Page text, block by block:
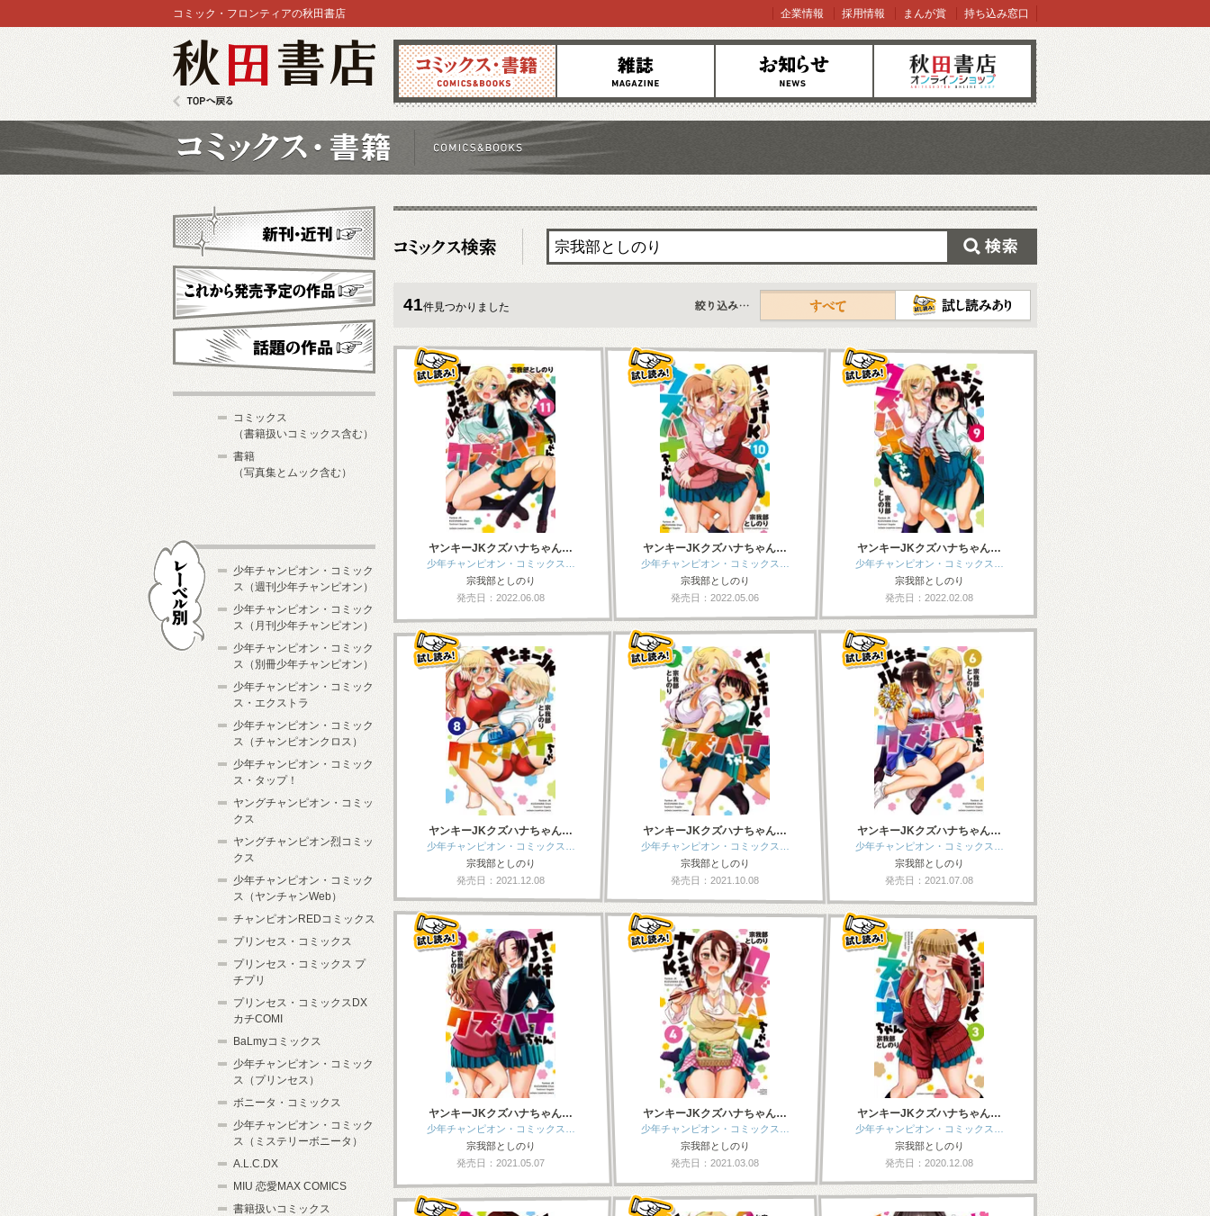
コミックス 雑誌 お知らせ オンラインショップ
コミック・フロンティアの秋田書店 企業情報 採用情報 まんが賞 持ち込み窓口
41件見つかりました
すべて
ヤンキーJKクズハナちゃん…
少年チャンピオン・コミックス…
宗我部としのり
発売日：2022.06.08
ヤンキーJKクズハナちゃん…
少年チャンピオン・コミックス…
宗我部としのり
発売日：2022.05.06
ヤンキーJKクズハナちゃん…
少年チャンピオン・コミックス…
宗我部としのり
発売日：2022.02.08
ヤンキーJKクズハナちゃん…
少年チャンピオン・コミックス…
宗我部としのり
発売日：2021.12.08
ヤンキーJKクズハナちゃん…
少年チャンピオン・コミックス…
宗我部としのり
発売日：2021.10.08
ヤンキーJKクズハナちゃん…
少年チャンピオン・コミックス…
宗我部としのり
発売日：2021.07.08
ヤンキーJKクズハナちゃん…
少年チャンピオン・コミックス…
宗我部としのり
発売日：2021.05.07
ヤンキーJKクズハナちゃん…
少年チャンピオン・コミックス…
宗我部としのり
発売日：2021.03.08
ヤンキーJKクズハナちゃん…
少年チャンピオン・コミックス…
宗我部としのり
発売日：2020.12.08
新刊・近刊
これから発売予定
コミックス
（書籍扱いコミックス含む）
書籍
（写真集とムック含む）
少年チャンピオン・コミック
ス（週刊少年チャンピオン）
少年チャンピオン・コミック
ス（月刊少年チャンピオン）
少年チャンピオン・コミック
ス（別冊少年チャンピオン）
少年チャンピオン・コミック
ス・エクストラ
少年チャンピオン・コミック
ス（チャンピオンクロス）
少年チャンピオン・コミック
ス・タップ！
ヤングチャンピオン・コミッ
クス
ヤングチャンピオン烈コミッ
クス
少年チャンピオン・コミック
ス（ヤンチャンWeb）
チャンピオンREDコミックス
プリンセス・コミックス
プリンセス・コミックス プ
チプリ
プリンセス・コミックスDX
カチCOMI
BaLmyコミックス
少年チャンピオン・コミック
ス（プリンセス）
ボニータ・コミックス
少年チャンピオン・コミック
ス（ミステリーボニータ）
A.L.C.DX
MIU 恋愛MAX COMICS
書籍扱いコミックス